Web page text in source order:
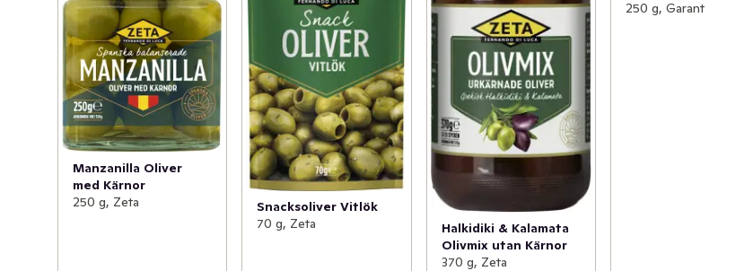
Manzanilla Oliver
med Kärnor
250 g, Zeta
Snacksoliver Vitlök
70 g, Zeta
Halkidiki & Kalamata
Olivmix utan Kärnor
370 g, Zeta
250 g, Garant